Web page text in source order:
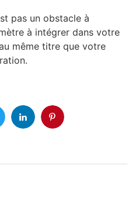
pas un obstacle à
à intégrer dans votre
même titre que votre